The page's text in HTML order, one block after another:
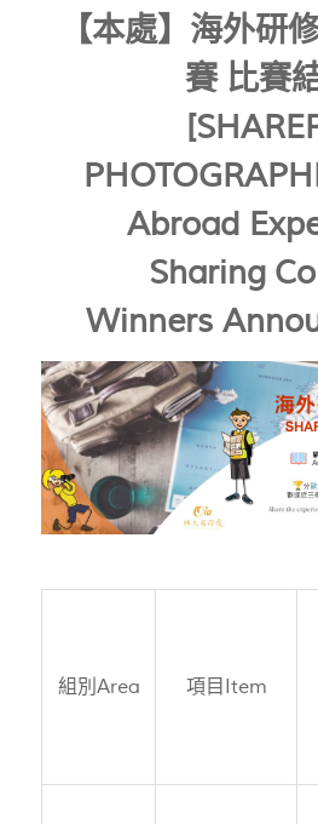
【本處】 海外研
賽 比賽
Abroad
Sharing
Winners
組別Area 項目Item